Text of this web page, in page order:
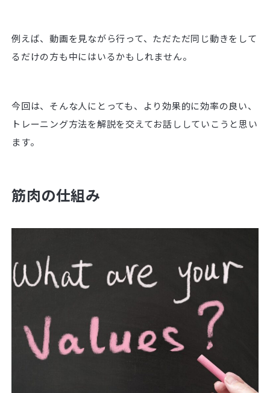
例えば、動画を見ながら行って、ただただ同じ動きをして
るだけの方も中にはいるかもしれません。
今回は、そんな人にとっても、より効果的に効率の良い、
トレーニング方法を解説を交えてお話ししていこうと思い
ます。
筋肉の仕組み